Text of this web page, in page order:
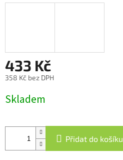
433 Kč
358 Kč bez DPH
cena:
Skladem
Přidat do košíku